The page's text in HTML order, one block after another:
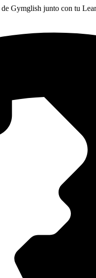
Gymglish junto con tu